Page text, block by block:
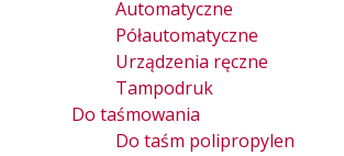
Automatyczne
Półautomatyczne
Urządzenia ręczne
Tampodruk
Do taśmowania
Do taśm polipropylen